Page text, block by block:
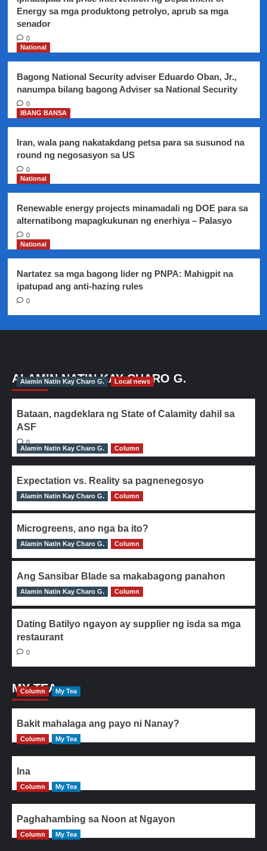
mawala,
Energy sa mga produktong petrolyo, aprub sa mga
senador
0
National
Bagong National Security adviser Eduardo Oban, Jr.,
nanumpa bilang bagong Adviser sa National Security
0
IBANG BANSA
Iran, wala pang nakatakdang petsa para sa susunod na
round ng negosasyon sa US
0
National
Renewable energy projects minamadali ng DOE para sa
alternatibong mapagkukunan ng enerhiya – Palasyo
0
National
Nartatez sa mga bagong lider ng PNPA: Mahigpit na
ipatupad ang anti-hazing rules
0
ALAMIN NATIN KAY CHARO G.
Alamin Natin Kay Charo G. Local news
Bataan, nagdeklara ng State of Calamity dahil sa
ASF
0
Alamin Natin Kay Charo G.
Column
Expectation vs. Reality sa pagnenegosyo
0
Alamin Natin Kay Charo G. Column
Microgreens, ano nga ba ito?
0
Alamin Natin Kay Charo G. Column
Ang Sansibar Blade sa makabagong panahon
0
Alamin Natin Kay Charo G. Column
Dating Batilyo ngayon ay supplier ng isda sa mga
restaurant
0
MY TEA
Column My Tea
Bakit mahalaga ang payo ni Nanay?
Column My Tea
Ina
Column My Tea
Paghahambing sa Noon at Ngayon
Column My Tea